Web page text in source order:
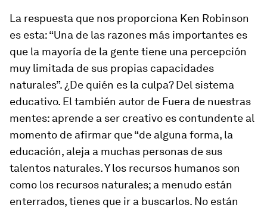
La respuesta que nos proporciona Ken Robinson
es esta: “Una de las razones más importantes es
que la mayoría de la gente tiene una percepción
muy limitada de sus propias capacidades
naturales”. ¿De quién es la culpa? Del sistema
educativo. El también autor de Fuera de nuestras
mentes: aprende a ser creativo es contundente al
momento de afirmar que “de alguna forma, la
educación, aleja a muchas personas de sus
talentos naturales. Y los recursos humanos son
como los recursos naturales; a menudo están
enterrados, tienes que ir a buscarlos. No están